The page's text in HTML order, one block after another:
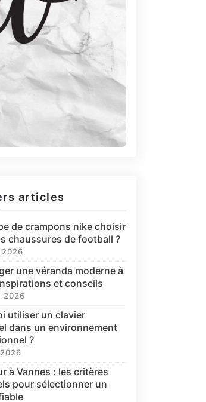
articles
de crampons nike choisir
chaussures de football ?
2026
une véranda moderne à
et conseils
2026
utiliser un clavier
dans un environnement
?
à Vannes : les critères
pour sélectionner un